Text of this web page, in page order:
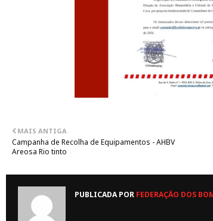
MAIS ANTIGA
Campanha de Recolha de Equipamentos - AHBV
Areosa Rio tinto
PUBLICADA POR FEDERAÇÃO DOS